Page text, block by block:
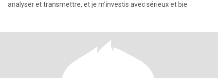
analyser et transmettre, et je m’investis avec sérieux et bie